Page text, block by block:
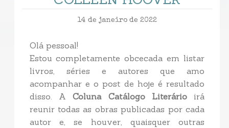
14 de janeiro de 2022
Olá pessoal!
Estou completamente obcecada em listar
livros, séries e autores que amo
acompanhar e o post de hoje é resultado
disso. AColuna Catálogo Literárioirá
reunir todas as obras publicadas por cada
autor e, se houver, quaisquer outras